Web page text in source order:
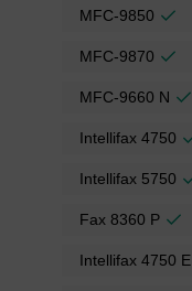
MFC-9850
MFC-9870
MFC-9660 N
Intellifax 4750
Intellifax 5750
Fax 8360 P
Intellifax 4750 E